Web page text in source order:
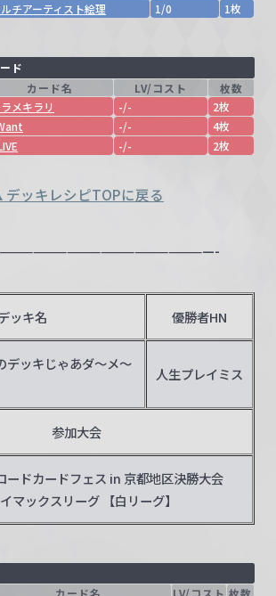
チアーティスト絵理 1/0 1枚
ド
カード名 LV/コスト
枚数
メキラリ -/-
2枚
-/-
4枚
-/- 2枚
ッキレシピTOPに戻る
ッキ名 優勝者HN
デッキじゃあダ～メ～
人生プレイミス
参加大会
ードカードフェス in 京都地区決勝大会
マックスリーグ 【白リーグ】